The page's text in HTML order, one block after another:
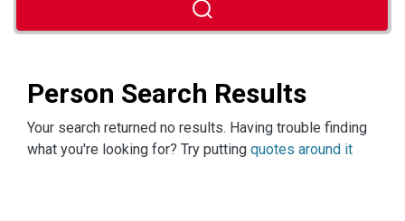
Person Search Results
Your search returned no results. Having trouble finding
what you're looking for? Try putting quotes around it